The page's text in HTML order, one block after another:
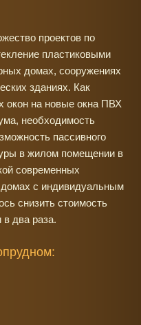
проектов по
пластиковыми
домах, сооружениях
зданиях. Как
окон на новые окна ПВХ
необходимость
пассивного
в жилом помещении в
современных
домах с индивидуальным
снизить стоимость
в два раза.